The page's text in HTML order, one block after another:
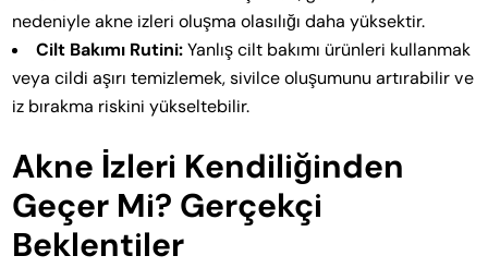
nedeniyle akne izleri oluşma olasılığı daha yüksektir.
Cilt Bakımı Rutini:Yanlış cilt bakımı ürünleri kullanmak
veya cildi aşırı temizlemek, sivilce oluşumunu artırabilir ve
iz bırakma riskini yükseltebilir.
Akne İzleri Kendiliğinden
Geçer Mi? Gerçekçi
Beklentiler